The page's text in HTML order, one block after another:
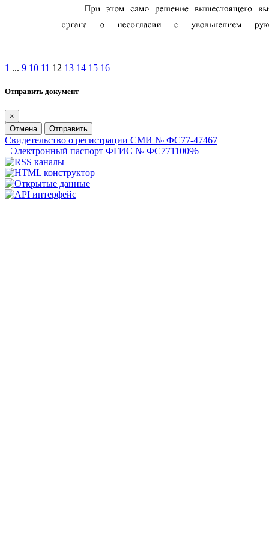
1 ... 9 10 11 12 13 14 15 16
Отправить документ
×
Отмена
Отправить
Свидетельство о регистрации СМИ № ФС77-47467
Электронный паспорт ФГИС № ФС77110096